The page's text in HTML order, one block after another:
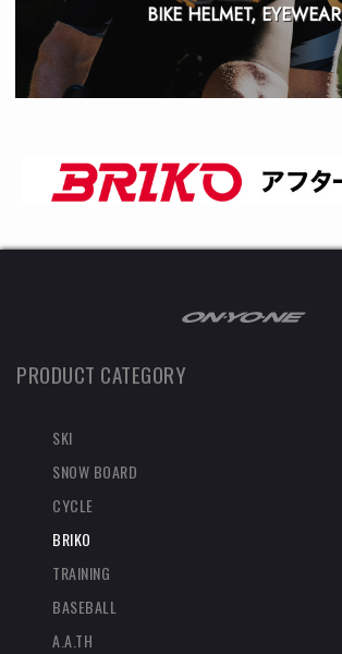
BIKE HELMET, EYEWEAR
PRODUCT CATEGORY
SKI
SNOW BOARD
CYCLE
BRIKO
TRAINING
BASEBALL
A.A.TH